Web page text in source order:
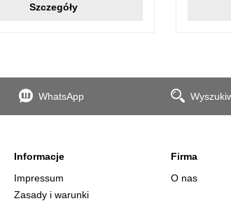
Szczegóły
WhatsApp
Informacje
Impressum
Zasady i warunki
Firma
O nas